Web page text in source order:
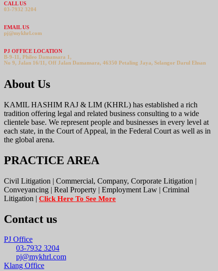
CALL US
03-7932 3204
EMAIL US
pj@mykhrl.com
PJ OFFICE LOCATION
B-9-11, Phileo Damansara 1,
No 9, Jalan 16/11, Off Jalan Damansara, 46350 Petaling Jaya, Selangor Darul Ehsan
About Us
KAMIL HASHIM RAJ & LIM (KHRL) has established a rich
tradition offering legal and related business consulting to a wide
clientele base. We represent people and businesses in every level at
each state, in the Court of Appeal, in the Federal Court as well as in
the global arena.
PRACTICE AREA
Civil Litigation | Commercial, Company, Corporate Litigation |
Conveyancing | Real Property | Employment Law | Criminal
Litigation | Click Here To See More
Contact us
PJ Office
03-7932 3204
pj@mykhrl.com
Klang Office